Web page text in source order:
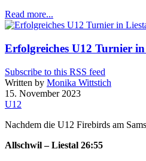
Read more...
Erfolgreiches U12 Turnier
Subscribe to this RSS feed
Written by Monika Wittstich
15. November 2023
U12
Nachdem die U12 Firebirds am
Allschwil – Liestal 26:55